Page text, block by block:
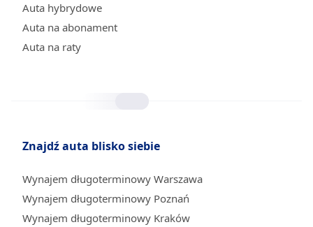
Auta hybrydowe
Auta na abonament
Auta na raty
Znajdź auta blisko siebie
Wynajem długoterminowy Warszawa
Wynajem długoterminowy Poznań
Wynajem długoterminowy Kraków